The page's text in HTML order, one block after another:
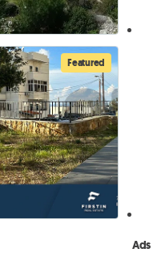
Featured
Ads